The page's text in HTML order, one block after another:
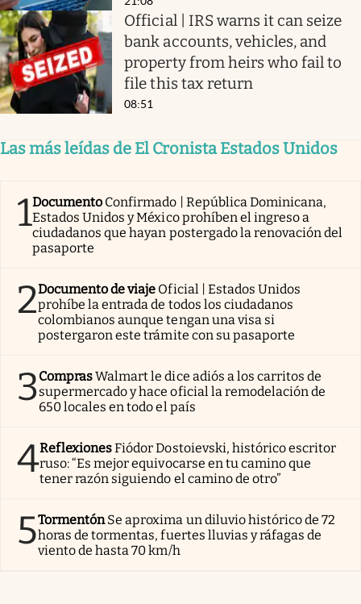
Official | IRS warns it can seize
bank accounts, vehicles, and
property from heirs who fail to
file this tax return
08:51
Las más leídas de El Cronista Estados Unidos
1Documento Confirmado | República Dominicana,
Estados Unidos y México prohíben el ingreso a
ciudadanos que hayan postergado la renovación del
pasaporte
2Documento de viaje Oficial | Estados Unidos
prohíbe la entrada de todos los ciudadanos
colombianos aunque tengan una visa si
postergaron este trámite con su pasaporte
3ComprasWalmart le dice adiós a los carritos de
supermercado y hace oficial la remodelación de
650 locales en todo el país
4ReflexionesFiódor Dostoievski, histórico escritor
ruso: “Es mejor equivocarse en tu camino que
tener razón siguiendo el camino de otro”
5TormentónSe aproxima un diluvio histórico de 72
horas de tormentas, fuertes lluvias y ráfagas de
viento de hasta 70 km/h